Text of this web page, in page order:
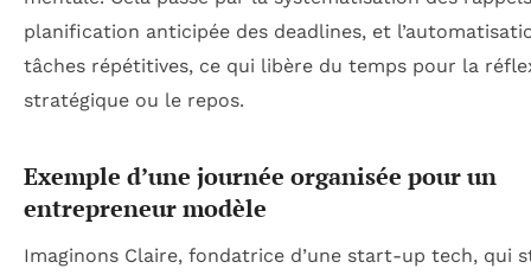
planification anticipée des deadlines, et
tâches répétitives, ce qui libère du temps pour la
stratégique ou le repos.
Exemple d’une journée organisée pour un
entrepreneur modèle
Imaginons Claire, fondatrice d’une start-up tech, qui